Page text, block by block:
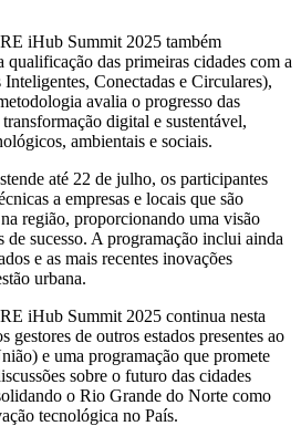
iHub Summit 2025 também
qualificação das primeiras cidades com a
Conectadas e Circulares),
avalia o progresso das
digital e sustentável,
ambientais e sociais.
até 22 de julho, os participantes
a empresas e locais que são
região, proporcionando uma visão
de sucesso. A programação inclui ainda
e as mais recentes inovações
urbana.
iHub Summit 2025 continua nesta
gestores de outros estados presentes ao
e uma programação que promete
sobre o futuro das cidades
o Rio Grande do Norte como
tecnológica no País.